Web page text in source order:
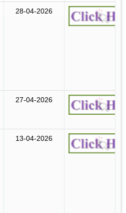
28-04-2026
27-04-2026
13-04-2026